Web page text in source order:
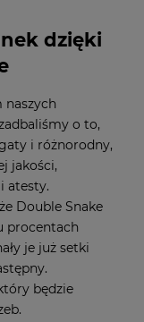
dzięki
naszych
o to,
i różnorodny,
jakości,
atesty.
Double Snake
procentach
je już setki
będzie